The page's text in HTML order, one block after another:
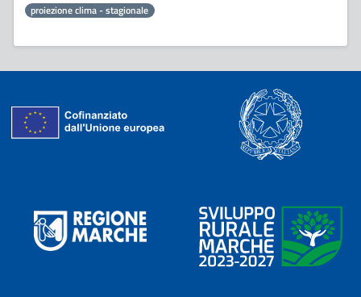
proiezione clima - stagionale